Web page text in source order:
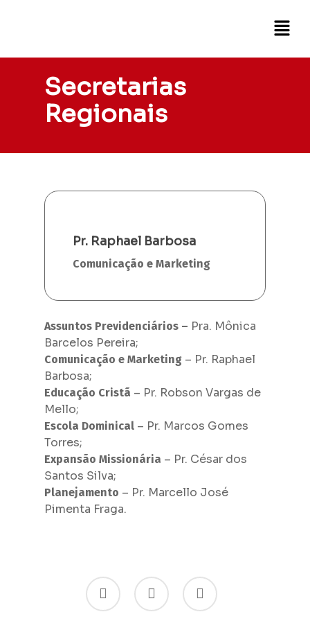
Secretarias
Regionais
Pr. Raphael Barbosa
Comunicação e Marketing
Assuntos Previdenciários – Pra. Mônica
Barcelos Pereira;
Comunicação e Marketing – Pr. Raphael
Barbosa;
Educação Cristã – Pr. Robson Vargas de
Mello;
Escola Dominical – Pr. Marcos Gomes
Torres;
Expansão Missionária – Pr. César dos
Santos Silva;
Planejamento – Pr. Marcello José
Pimenta Fraga.